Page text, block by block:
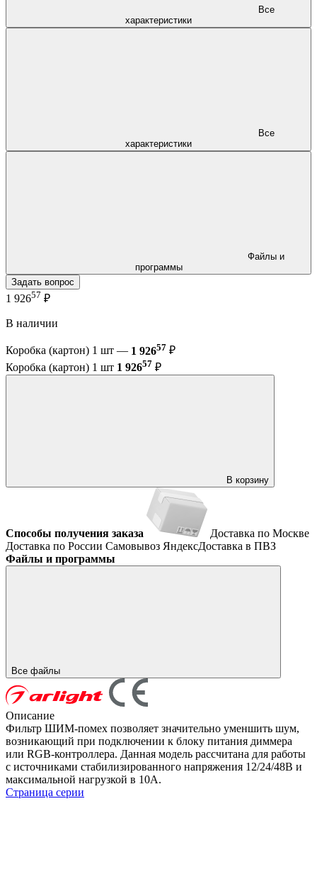
характеристики
характеристики
программы
Задать вопрос
1 92657 ₽
В наличии
Коробка (картон) 1 шт — 1 92657 ₽
Коробка (картон) 1 шт 1 92657 ₽
В корзину
Способы получения заказа
Доставка по Москве
Доставка по России Самовывоз ЯндексДоставка в ПВЗ
Файлы и программы
Все файлы
Описание
Фильтр ШИМ-помех позволяет значительно уменшить шум,
возникающий при подключении к блоку питания диммера
или RGB-контроллера. Данная модель рассчитана для работы
с источниками стабилизированного напряжения 12/24/48В и
максимальной нагрузкой в 10А.
Страница серии